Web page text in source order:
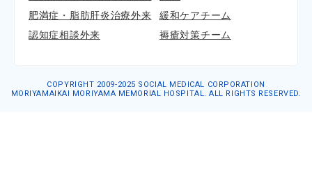
肥満症・脂肪肝炎治療外来
認知症相談外来
緩和ケアチーム
褥瘡対策チーム
COPYRIGHT 2009-2025 SOCIAL MEDICAL CORPORATION
MORIYAMAIKAI MORIYAMA MEMORIAL HOSPITAL. ALL RIGHTS RESERVED.